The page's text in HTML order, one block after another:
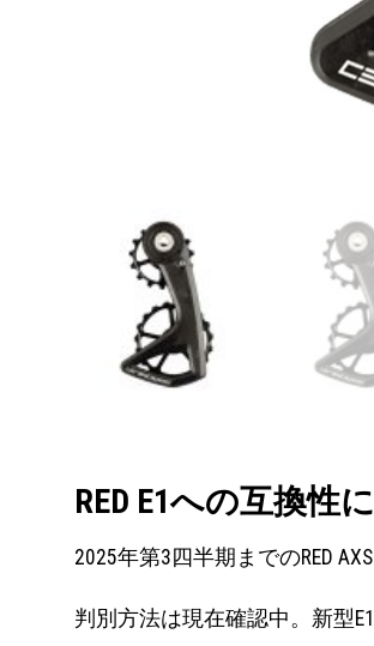
RED E1への互換性
2025年第3四半期までのRED
判別方法は現在確認中。新型E1